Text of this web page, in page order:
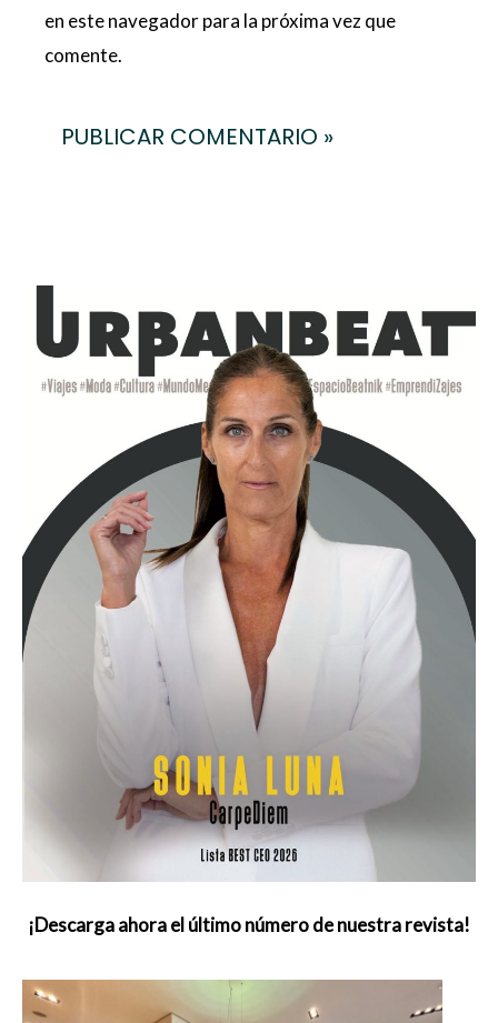
en este navegador para la próxima vez que
comente.
¡Descarga ahora el último número de nuestra revista!